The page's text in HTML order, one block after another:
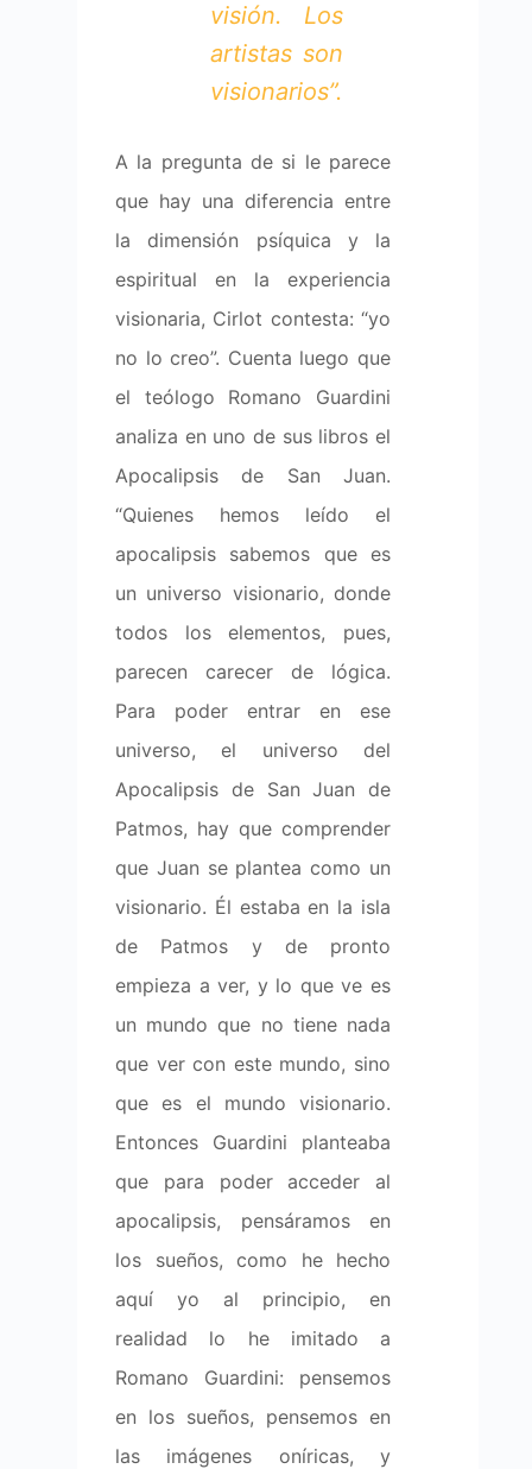
visión. Los
artistas son
visionarios”.
A la pregunta de si le parece
que hay una diferencia entre
la dimensión psíquica y la
espiritual en la experiencia
visionaria, Cirlot contesta: “yo
no lo creo”. Cuenta luego que
el teólogo Romano Guardini
analiza en uno de sus libros el
Apocalipsis de San Juan.
“Quienes hemos leído el
apocalipsis sabemos que es
un universo visionario, donde
todos los elementos, pues,
parecen carecer de lógica.
Para poder entrar en ese
universo, el universo del
Apocalipsis de San Juan de
Patmos, hay que comprender
que Juan se plantea como un
visionario. Él estaba en la isla
de Patmos y de pronto
empieza a ver, y lo que ve es
un mundo que no tiene nada
que ver con este mundo, sino
que es el mundo visionario.
Entonces Guardini planteaba
que para poder acceder al
apocalipsis, pensáramos en
los sueños, como he hecho
aquí yo al principio, en
realidad lo he imitado a
Romano Guardini: pensemos
en los sueños, pensemos en
las imágenes oníricas, y